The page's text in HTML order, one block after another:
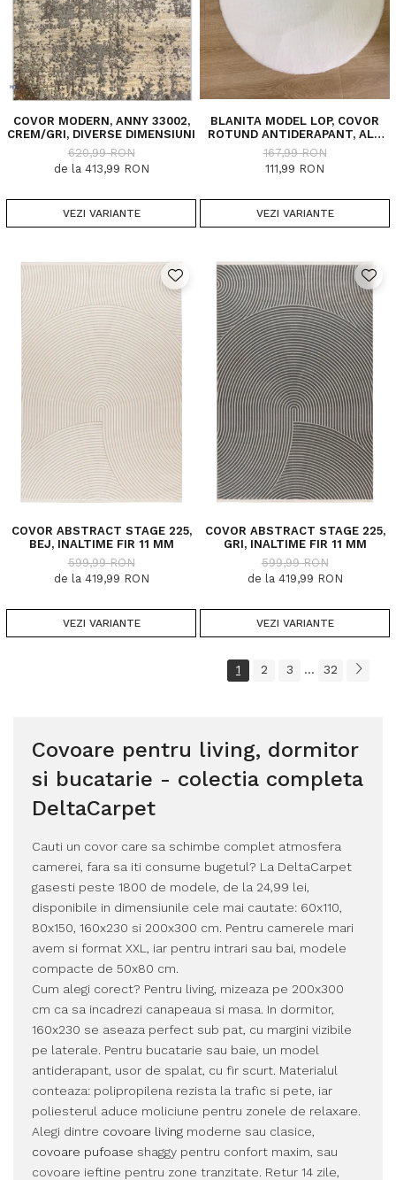
COVOR MODERN, ANNY 33002,
CREM/GRI, DIVERSE DIMENSIUNI
620,99 RON
de la 413,99 RON
VEZI VARIANTE
BLANITA MODEL LOP, COVOR
ROTUND ANTIDERAPANT, ALB
060, DIVERSE DIMENSIUNI, 1650
GR/MP
167,99 RON
111,99 RON
VEZI VARIANTE
COVOR ABSTRACT STAGE 225,
BEJ, INALTIME FIR 11 MM
599,99 RON
de la 419,99 RON
VEZI VARIANTE
COVOR ABSTRACT STAGE 225,
GRI, INALTIME FIR 11 MM
599,99 RON
de la 419,99 RON
VEZI VARIANTE
1 2 3 ... 32
Covoare pentru living, dormitor
si bucatarie - colectia completa
DeltaCarpet
Cauti un covor care sa schimbe complet atmosfera
camerei, fara sa iti consume bugetul? La DeltaCarpet
gasesti peste 1800 de modele, de la 24,99 lei,
disponibile in dimensiunile cele mai cautate: 60x110,
80x150, 160x230 si 200x300 cm. Pentru camerele mari
avem si format XXL, iar pentru intrari sau bai, modele
compacte de 50x80 cm.
Cum alegi corect? Pentru living, mizeaza pe 200x300
cm ca sa incadrezi canapeaua si masa. In dormitor,
160x230 se aseaza perfect sub pat, cu margini vizibile
pe laterale. Pentru bucatarie sau baie, un model
antiderapant, usor de spalat, cu fir scurt. Materialul
conteaza: polipropilena rezista la trafic si pete, iar
poliesterul aduce moliciune pentru zonele de relaxare.
Alegi dintre covoare livingmoderne sau clasice,
covoare pufoase shaggy pentru confort maxim, sau
covoare ieftine pentru zone tranzitate. Retur 14 zile,